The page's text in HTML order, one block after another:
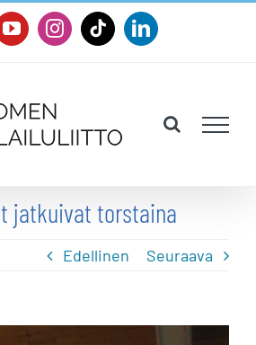
YouTubeInstagram
TiktokLinkedIn
jatkuivat torstaina
Edellinen Seuraava